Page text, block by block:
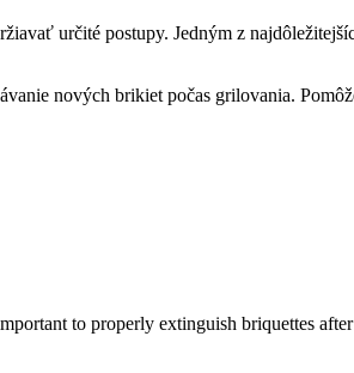
určité postupy.⁣ Jedným z
‍nových brikiet ​počas ‌grilovania.
to⁣ properly extinguish briquettes